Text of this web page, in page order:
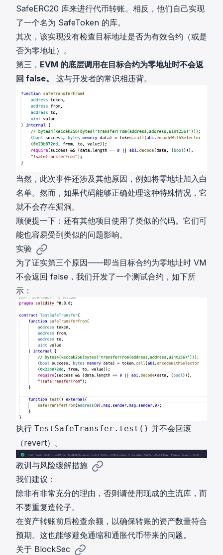
SafeERC20 库来进行代币转账。相反，他们自己实现
了一个名为 SafeToken 的库。
其次，该实现没有检查目标地址是否为有效合约（或是
否为零地址）。
第三， EVM 的底层调用在目标合约为零地址时不会返
回 false。
这与开发者的常识相违背。
当然，此次事件还涉及其他原因，例如将零地址加入白
名单。然而，如果代码能够正确处理这种特殊情况，它
就不会存在漏洞。
顺便提一下：还有其他项目使用了类似的代码。它们可
能也容易受到类似的问题影响。
实验
为了证实第三个原因——即当目标合约为零地址时 VM
不会返回 false，我们开发了一个测试合约，如下所
示：
执行 TestSafeTransfer.test() 并不会回滚
（revert）。
教训与风险缓解措施
我们建议：
除非有非常充分的理由，否则请使用现成的主流库，而
不要重复造轮子。
在资产转账前后检查余额，以确保转账的资产数量符合
预期。这也能够避免通缩和通胀代币带来的问题。
关于 BlockSec